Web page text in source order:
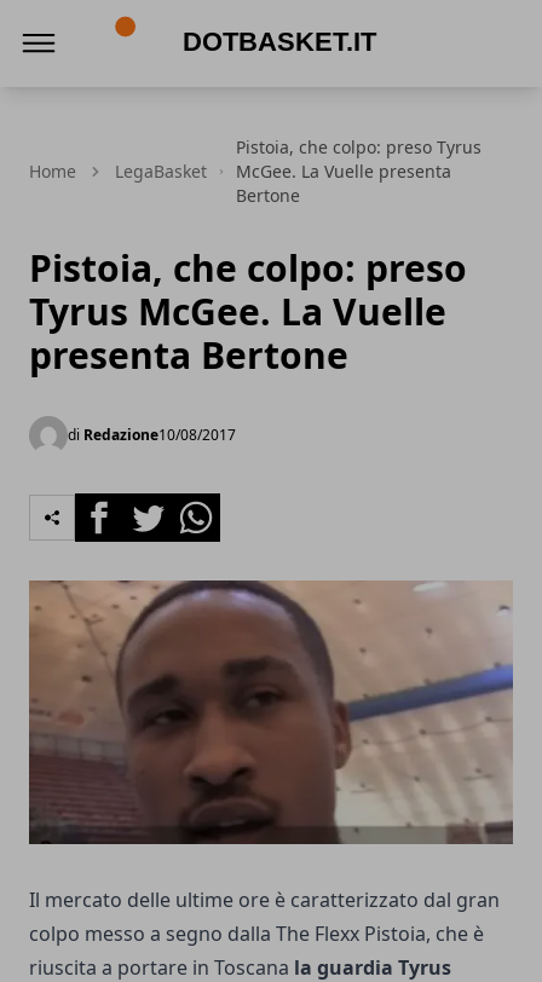
Home LegaBasket
Pistoia, che colpo: preso Tyrus
McGee. La Vuelle presenta
Bertone
Pistoia, che colpo: preso
Tyrus McGee. La Vuelle
presenta Bertone
di Redazione10/08/2017
FacebookTwitterWhatsapp
Il mercato delle ultime ore è caratterizzato dal gran
colpo messo a segno dalla The Flexx Pistoia, che è
riuscita a portare in Toscana la guardia Tyrus